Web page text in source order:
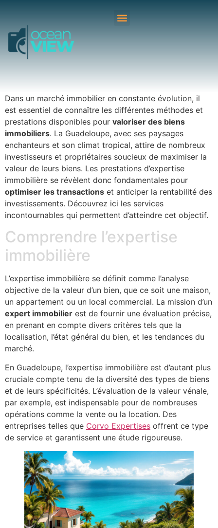
Dans un marché immobilier en constante évolution, il
est essentiel de connaître les différentes méthodes et
prestations disponibles pour valoriser des biens
immobiliers. La Guadeloupe, avec ses paysages
enchanteurs et son climat tropical, attire de nombreux
investisseurs et propriétaires soucieux de maximiser la
valeur de leurs biens. Les prestations d’expertise
immobilière se révèlent donc fondamentales pour
optimiser les transactions et anticiper la rentabilité des
investissements. Découvrez ici les services
incontournables qui permettent d’atteindre cet objectif.
Comprendre l’expertise
immobilière
L’expertise immobilière se définit comme l’analyse
objective de la valeur d’un bien, que ce soit une maison,
un appartement ou un local commercial. La mission d’un
expert immobilier est de fournir une évaluation précise,
en prenant en compte divers critères tels que la
localisation, l’état général du bien, et les tendances du
marché.
En Guadeloupe, l’expertise immobilière est d’autant plus
cruciale compte tenu de la diversité des types de biens
et de leurs spécificités. L’évaluation de la valeur vénale,
par exemple, est indispensable pour de nombreuses
opérations comme la vente ou la location. Des
entreprises telles que Corvo Expertises offrent ce type
de service et garantissent une étude rigoureuse.